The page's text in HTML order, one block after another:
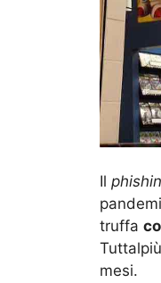
Il
truffa
mesi.